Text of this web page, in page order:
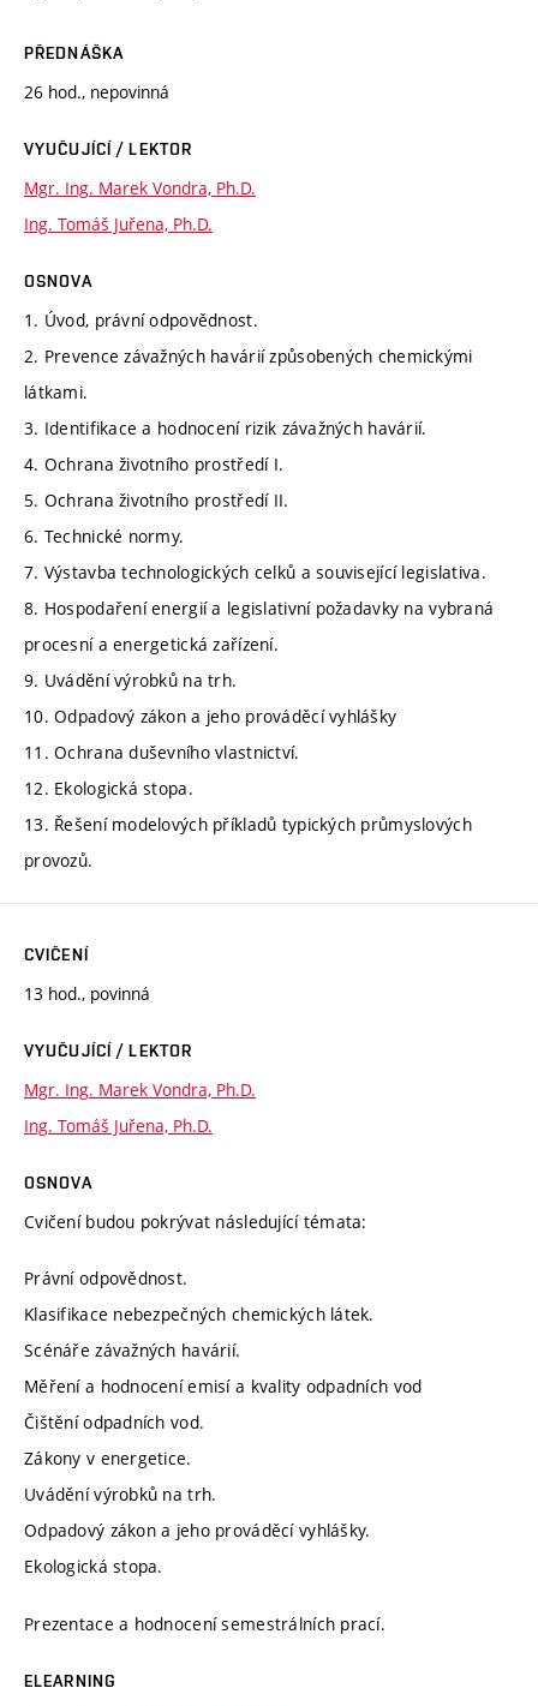
PŘEDNÁŠKA
26 hod., nepovinná
VYUČUJÍCÍ / LEKTOR
Mgr. Ing. Marek Vondra, Ph.D.
Ing. Tomáš Juřena, Ph.D.
OSNOVA
1. Úvod, právní odpovědnost.
2. Prevence závažných havárií způsobených chemickými
látkami.
3. Identifikace a hodnocení rizik závažných havárií.
4. Ochrana životního prostředí I.
5. Ochrana životního prostředí II.
6. Technické normy.
7. Výstavba technologických celků a související legislativa.
8. Hospodaření energií a legislativní požadavky na vybraná
procesní a energetická zařízení.
9. Uvádění výrobků na trh.
10. Odpadový zákon a jeho prováděcí vyhlášky
11. Ochrana duševního vlastnictví.
12. Ekologická stopa.
13. Řešení modelových příkladů typických průmyslových
provozů.
CVIČENÍ
13 hod., povinná
VYUČUJÍCÍ / LEKTOR
Mgr. Ing. Marek Vondra, Ph.D.
Ing. Tomáš Juřena, Ph.D.
OSNOVA
Cvičení budou pokrývat následující témata:
Právní odpovědnost.
Klasifikace nebezpečných chemických látek.
Scénáře závažných havárií.
Měření a hodnocení emisí a kvality odpadních vod
Čištění odpadních vod.
Zákony v energetice.
Uvádění výrobků na trh.
Odpadový zákon a jeho prováděcí vyhlášky.
Ekologická stopa.
Prezentace a hodnocení semestrálních prací.
ELEARNING